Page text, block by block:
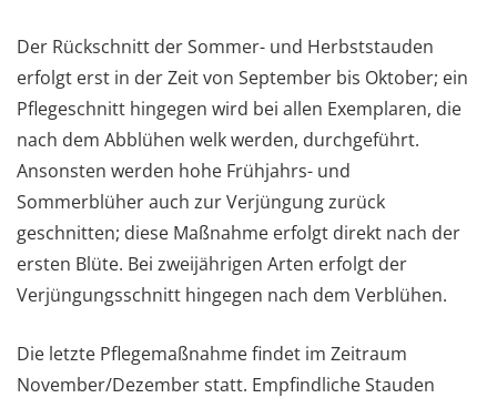
Der Rückschnitt der Sommer- und Herbststauden
erfolgt erst in der Zeit von September bis Oktober; ein
Pflegeschnitt hingegen wird bei allen Exemplaren, die
nach dem Abblühen welk werden, durchgeführt.
Ansonsten werden hohe Frühjahrs- und
Sommerblüher auch zur Verjüngung zurück
geschnitten; diese Maßnahme erfolgt direkt nach der
ersten Blüte. Bei zweijährigen Arten erfolgt der
Verjüngungsschnitt hingegen nach dem Verblühen.
Die letzte Pflegemaßnahme findet im Zeitraum
November/Dezember statt. Empfindliche Stauden